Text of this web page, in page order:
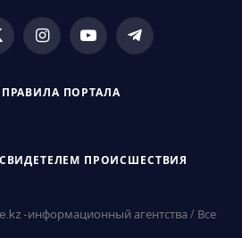
InstagramYouTubeTelegram
ПРАВИЛА ПОРТАЛА
ПРОИСШЕСТВИЯ
-информационный агентства / Все